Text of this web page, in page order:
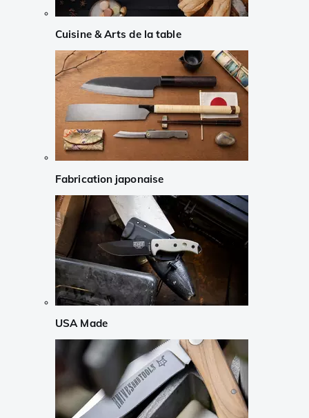
Cuisine & Arts de la table
Fabrication japonaise
USA Made